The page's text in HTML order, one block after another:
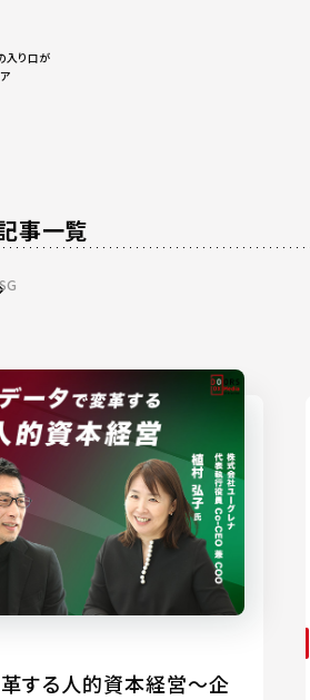
入り口が
事一覧
する人的資本経営～企